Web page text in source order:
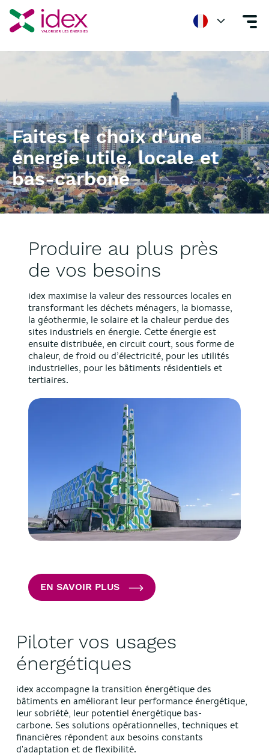
Idex, acteur de l'efficience énergétique grâce à son offre de
Faites le choix d'une
énergie utile, locale et
bas-carbone
Produire au plus près
de vos besoins
idex maximise la valeur des ressources locales en
transformant les déchets ménagers, la biomasse,
la géothermie, le solaire et la chaleur perdue des
sites industriels en énergie. Cette énergie est
ensuite distribuée, en circuit court, sous forme de
chaleur, de froid ou d’électricité, pour les utilités
industrielles, pour les bâtiments résidentiels et
tertiaires.
EN SAVOIR PLUS
Piloter vos usages
énergétiques
idex accompagne la transition énergétique des
bâtiments en améliorant leur performance énergétique,
leur sobriété, leur potentiel énergétique bas-
carbone. Ses solutions opérationnelles, techniques et
financières répondent aux besoins constants
d'adaptation et de flexibilité.